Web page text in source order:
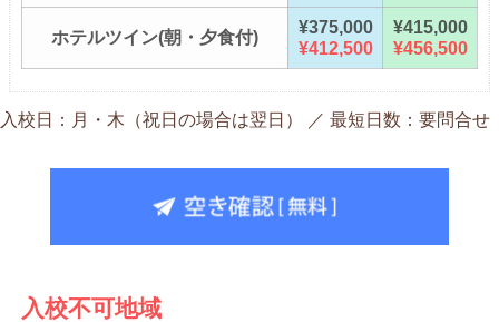
ホテルツイン(朝・夕食付)
¥375,000
¥412,500
¥415,000
¥456,500
入校日：月・木（祝日の場合は翌日） ／ 最短日数：要問合せ
入校不可地域